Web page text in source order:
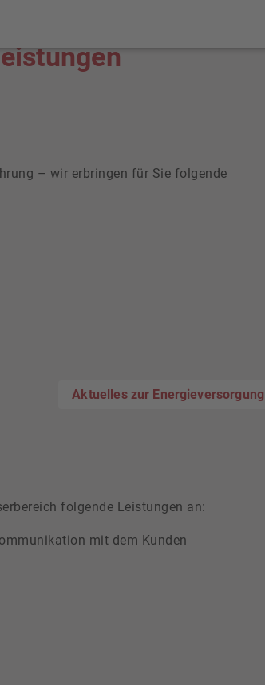
– wir erbringen für Sie folgende
Aktuelles zur Energieversorgung
folgende Leistungen an:
mit dem Kunden